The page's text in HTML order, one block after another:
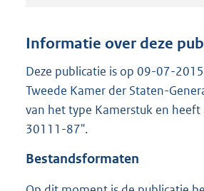
n
s
r
o
:
Informatie over deze
Deze publicatie is op 09-07-
Tweede Kamer der Staten-
van het type Kamerstuk en
30111-87".
Bestandsformaten